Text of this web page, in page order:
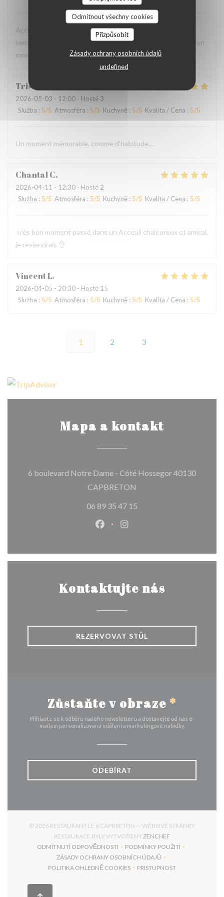
Odmítnout všechny cookies
Přizpůsobit
Zásady ochrany osobních údajů
undefined
Accueil très chaleureux, une cuisine simple et bonne. Une
terrasse couverte agréable bien que le long de la rue. Un bon
moment convivial et sans chichis
Tristan
2026-05-03 - 12:00 - Hosté 3
Služba : 5/5 Atmosféra : 5/5 Kuchyně : 5/5 Kvalita / Cena : 5/5
Un moment mémorable, comme d'habitude...
ChantalC
2026-04-11 - 12:30 - Hosté 2
Služba :5/5 Atmosféra : 5/5 Kuchyně :5/5 Kvalita / Cena : 5/5
Très bon moment passé dans un Acceuil chaleureux et amical,
je reviendrais 👌
VincentL
2026-04-05 - 20:30 - Hosté 15
Služba : 5/5 Atmosféra : 5/5 Kuchyně : 5/5 Kvalita / Cena : 5/5
1 2 3
Mapa a kontakt
6 boulevard Notre Dame - Côté Hossegor 40130
CAPBRETON
06 89 35 47 15
Facebook ((otevře se v novém
Instagram ((otevře se v
Kontaktujte nás
REZERVOVAT STŮL
Zůstaňte v obraze *
Přihlaste se k odběru našeho newsletteru a dostávejte od nás e-
mailem personalizovaná sdělení a marketingové nabídky.
ODEBÍRAT
© 2026 RESTAURANT LE 6 CAPBRETON — WEBOVÉ STRÁNKY
RESTAURACE BYLY VYTVOŘENY ZENCHEF
ODMÍTNUTÍ ODPOVĚDNOSTI
((OTEVŘE SE V NOVÉM OKNĚ))
PODMÍNKY POUŽITÍ
((OTEVŘE SE V NOVÉM
ZÁSADY OCHRANY OSOBNÍCH ÚDAJŮ
((OTEVŘE SE V NOVÉM OKNĚ))
POLITIKA OHLEDNĚ COOKIES
((OTEVŘE SE V NOVÉM OKNĚ))
PRISTUPNOST
((OTEVŘE SE V NOVÉM